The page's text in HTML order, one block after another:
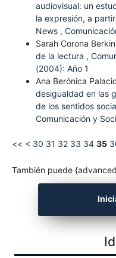
audiovisual: un
la expresión, a
News ,
Sarah Corona
de la lectura ,
(2004): Año 1
Ana Berónica
desigualdad en las
de los sentidos
Comunicación y
<< < 30 31 32 33 34 35
También puede